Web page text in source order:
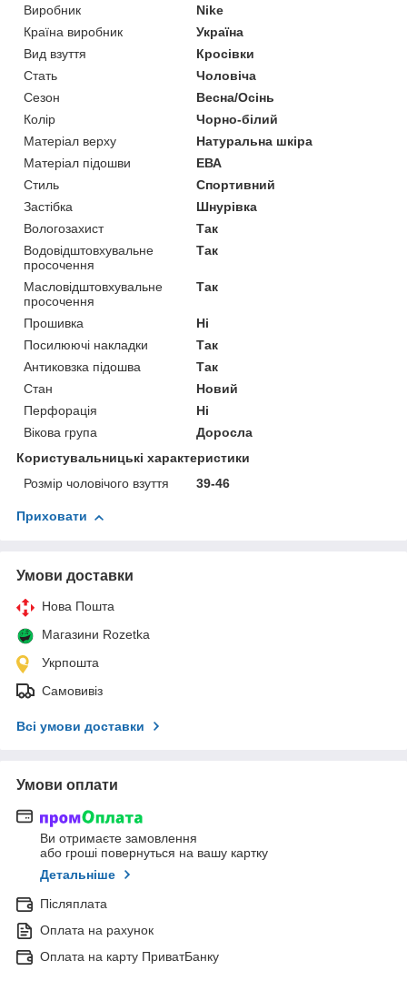
Виробник
Nike
Країна виробник
Україна
Вид взуття
Кросівки
Стать
Чоловіча
Сезон
Весна/Осінь
Колір
Чорно-білий
Матеріал верху
Натуральна шкіра
Матеріал підошви
ЕВА
Стиль
Спортивний
Застібка
Шнурівка
Вологозахист
Так
Водовідштовхувальне
просочення
Так
Масловідштовхувальне
просочення
Так
Прошивка
Ні
Посилюючі накладки
Так
Антиковзка підошва
Так
Стан
Новий
Перфорація
Ні
Вікова група
Доросла
Користувальницькі характеристики
Розмір чоловічого взуття
39-46
Приховати
Умови доставки
Нова Пошта
Магазини Rozetka
Укрпошта
Самовивіз
Всі умови доставки
Умови оплати
Ви отримаєте замовлення
або гроші повернуться на вашу картку
Детальніше
Післяплата
Оплата на рахунок
Оплата на карту ПриватБанку